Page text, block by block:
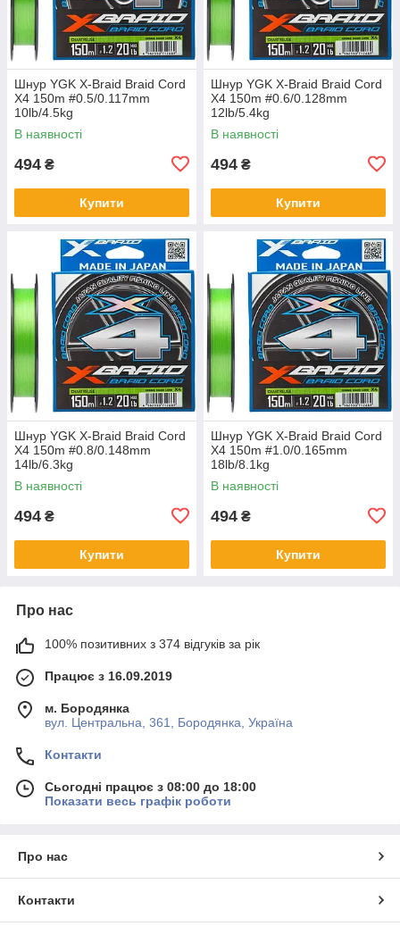
Шнур YGK X-Braid Braid Cord
X4 150m #0.5/0.117mm
10lb/4.5kg
В наявності
494 ₴
Купити
Шнур YGK X-Braid Braid Cord
X4 150m #0.6/0.128mm
12lb/5.4kg
В наявності
494 ₴
Купити
Шнур YGK X-Braid Braid Cord
X4 150m #0.8/0.148mm
14lb/6.3kg
В наявності
494 ₴
Купити
Шнур YGK X-Braid Braid Cord
X4 150m #1.0/0.165mm
18lb/8.1kg
В наявності
494 ₴
Купити
Про нас
100% позитивних з 374 відгуків за рік
Працює з 16.09.2019
м. Бородянка
вул. Центральна, 361, Бородянка, Україна
Контакти
Сьогодні працює з 08:00 до 18:00
Показати весь графік роботи
Про нас
Контакти